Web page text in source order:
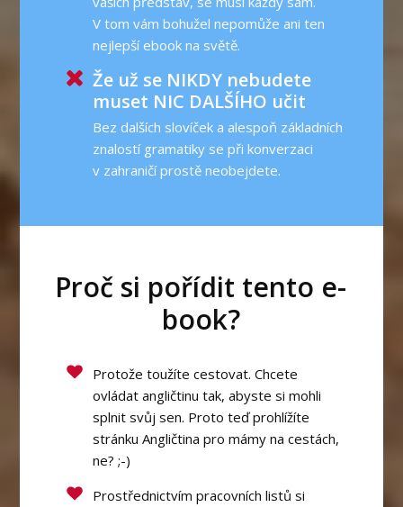
V tom vám bohužel nepomůže ani ten
nejlepší ebook na světě.
Že už se NIKDY nebudete
muset NIC DALŠÍHO učit
Bez dalších slovíček a alespoň základních
znalostí gramatiky se při konverzaci
v zahraničí prostě neobejdete.
Proč si pořídit tento e-
book?
Protože toužíte cestovat. Chcete
ovládat angličtinu tak, abyste si mohli
splnit svůj sen. Proto teď prohlížíte
stránku Angličtina pro mámy na cestách,
ne? ;-)
Prostřednictvím pracovních listů si